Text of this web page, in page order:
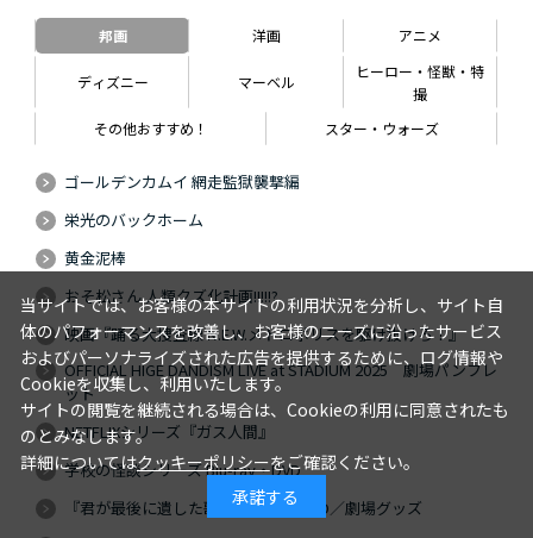
邦画 洋画 アニメ
ディズニー マーベル
ヒーロー・怪獣・特
撮
その他おすすめ！
スター・ウォーズ
ゴールデンカムイ 網走監獄襲撃編
栄光のバックホーム
黄金泥棒
おそ松さん 人類クズ化計画!!!!!?
映画『踊る大捜査線 N.E.W.メトロポリスを駆け抜けろ！』
OFFICIAL HIGE DANDISM LIVE at STADIUM 2025 劇場パンフレ
ット
NETFLIXシリーズ『ガス人間』
学校の怪談シリーズ Blu-ray・DVD
『君が最後に遺した歌』Blu-ray・DVD／劇場グッズ
当サイトでは、お客様の本サイトの利用状況を分析し、サイト自
体のパフォーマンスを改善し、お客様のニーズに沿ったサービス
およびパーソナライズされた広告を提供するために、ログ情報や
Cookieを収集し、利用いたします。
サイトの閲覧を継続される場合は、Cookieの利用に同意されたも
のとみなします。
詳細についてはクッキーポリシーをご確認ください。
承諾する